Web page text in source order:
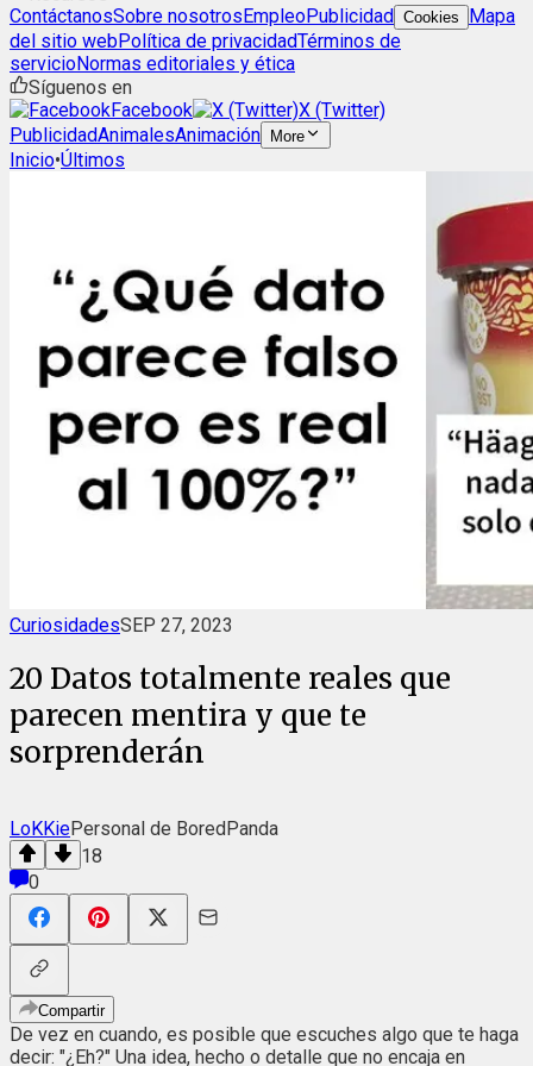
ContáctanosSobre nosotrosEmpleoPublicidad Cookies
Mapa
del sitio webPolítica de privacidadTérminos de
servicioNormas editoriales y ética
Síguenos en
Facebook
X (Twitter)
PublicidadAnimalesAnimación More
Inicio•Últimos
CuriosidadesSEP 27, 2023
20 Datos totalmente reales que
parecen mentira y que te
sorprenderán
LoKKiePersonal de BoredPanda
18
0
Compartir
De vez en cuando, es posible que escuches algo que te haga
decir: "¿Eh?" Una idea, hecho o detalle que no encaja en